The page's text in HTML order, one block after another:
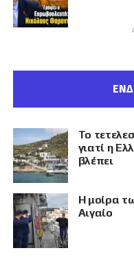
Το
γιατί η
βλέπει
Η μοίρα
Αιγαίο